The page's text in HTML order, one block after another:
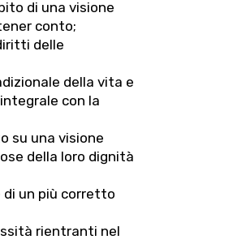
di una visione
conto;
delle
della vita e
con la
su una visione
della loro dignità
di un più corretto
rientranti nel